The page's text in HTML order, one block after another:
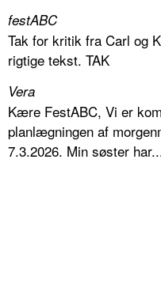
festABC
Tak for kritik fra Carl og
rigtige tekst. TAK
Vera
Kære FestABC, Vi er
planlægningen af
7.3.2026. Min søster